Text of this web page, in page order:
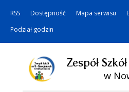
RSS Dostępność Mapa serwisu
Podział godzin
Zespół
w